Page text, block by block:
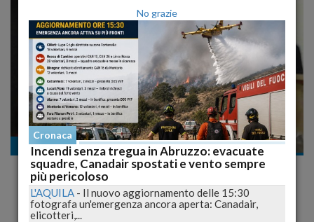
Cronaca nazionale
Renzi ai Ciellini: "In Italia Rissa Ideologica
Permanente"
No grazie
Cronaca
Incendi senza tregua in Abruzzo: evacuate
squadre, Canadair spostati e vento sempre
più pericoloso
L'AQUILA - Il nuovo aggiornamento delle 15:30
fotografa un'emergenza ancora aperta: Canadair,
elicotteri,...